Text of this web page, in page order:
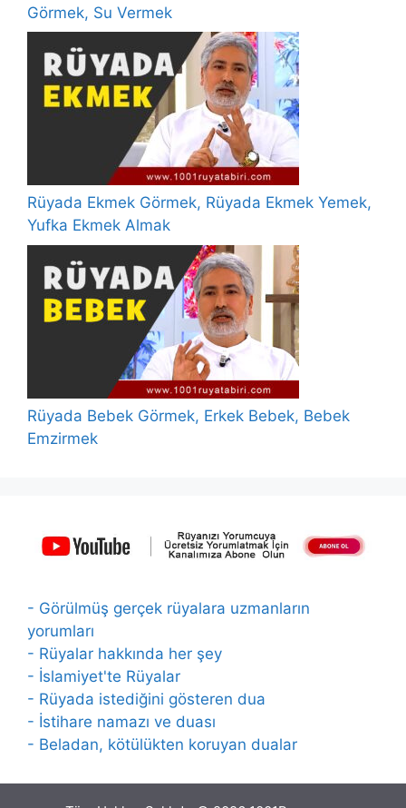
Görmek, Su Vermek
Rüyada Ekmek Görmek, Rüyada Ekmek Yemek,
Yufka Ekmek Almak
Rüyada Bebek Görmek, Erkek Bebek, Bebek
Emzirmek
- Görülmüş gerçek rüyalara uzmanların
yorumları
- Rüyalar hakkında her şey
- İslamiyet'te Rüyalar
- Rüyada istediğini gösteren dua
- İstihare namazı ve duası
- Beladan, kötülükten koruyan dualar